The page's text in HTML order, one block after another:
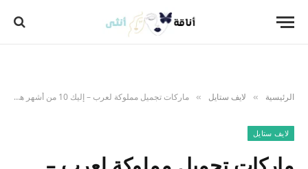
الرئيسية » لايف ستايل » ماركات تجميل مملوكة لعرب – إليك 10 من أشهر هذه الماركات
لايف ستايل